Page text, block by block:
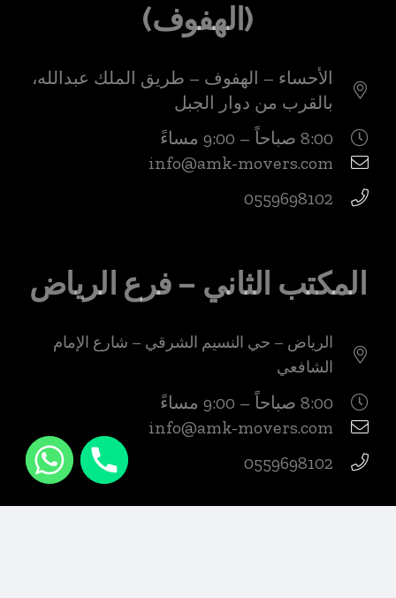
(الهفوف)
الأحساء – الهفوف – طريق الملك عبدالله،
بالقرب من دوار الجبل
8:00 صباحاً – 9:00 مساءً
info@amk-movers.com
0559698102
المكتب الثاني – فرع الرياض
الرياض – حي النسيم الشرقي – شارع الإمام
الشافعي
8:00 صباحاً – 9:00 مساءً
info@amk-movers.com
0559698102